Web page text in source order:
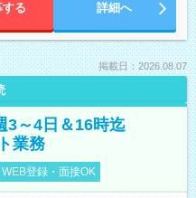
する 詳細へ
掲載日：2026.08.07
3～4日＆16時迄
業務
WEB登録・面接OK